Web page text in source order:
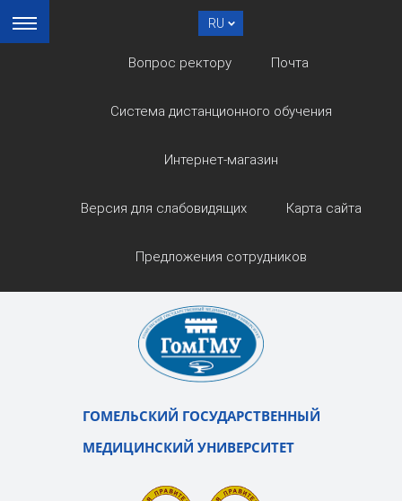
RU
Вопрос ректору Почта
Система дистанционного обучения
Интернет-магазин
Версия для слабовидящих Карта сайта
Предложения сотрудников
ГОМЕЛЬСКИЙ ГОСУДАРСТВЕННЫЙ
МЕДИЦИНСКИЙ УНИВЕРСИТЕТ